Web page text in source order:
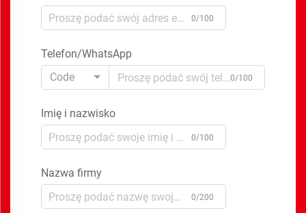
0/100
Telefon/WhatsApp
Code
0/100
Imię i nazwisko
0/100
Nazwa firmy
0/200